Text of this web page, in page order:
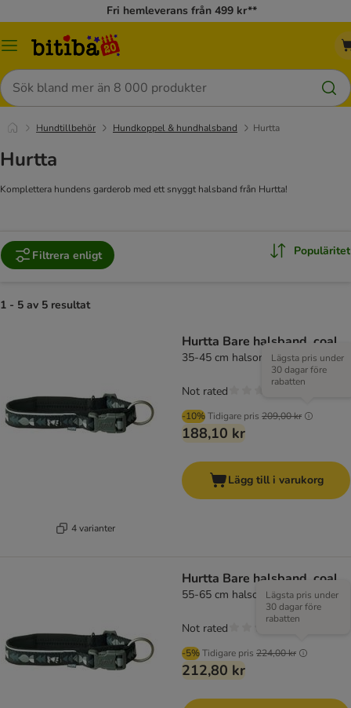
Fri hemleverans från 499 kr**
Meny
Sök
Hundtillbehör Hundkoppel & hundhalsband Hurtta
Hurtta
Komplettera hundens garderob med ett snyggt halsband från Hurtta!
Filtrera enligt Populäritet
1 - 5 av 5 resultat
4 varianter
Hurtta Bare halsband, coal
35-45 cm halsomfång
-10%Tidigare pris 209,00 kr
Lägsta pris under
30 dagar före
rabatten
188,10 kr
Not rated
Lägg till i varukorg
Hurtta Bare halsband, coal
55-65 cm halsomfång
-5%Tidigare pris 224,00 kr
Lägsta pris under
30 dagar före
rabatten
212,80 kr
Not rated